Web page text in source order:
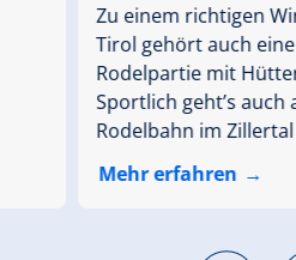
Zu einem richtigen
Tirol gehört auch
Rodelpartie mit
Sportlich geht’s
Rodelbahn im
Mehr erfahren